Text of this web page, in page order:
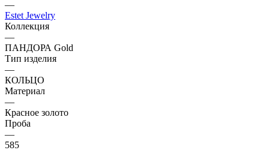
—
Estet Jewelry
Коллекция
—
ПАНДОРА Gold
Тип изделия
—
КОЛЬЦО
Материал
—
Красное золото
Проба
—
585